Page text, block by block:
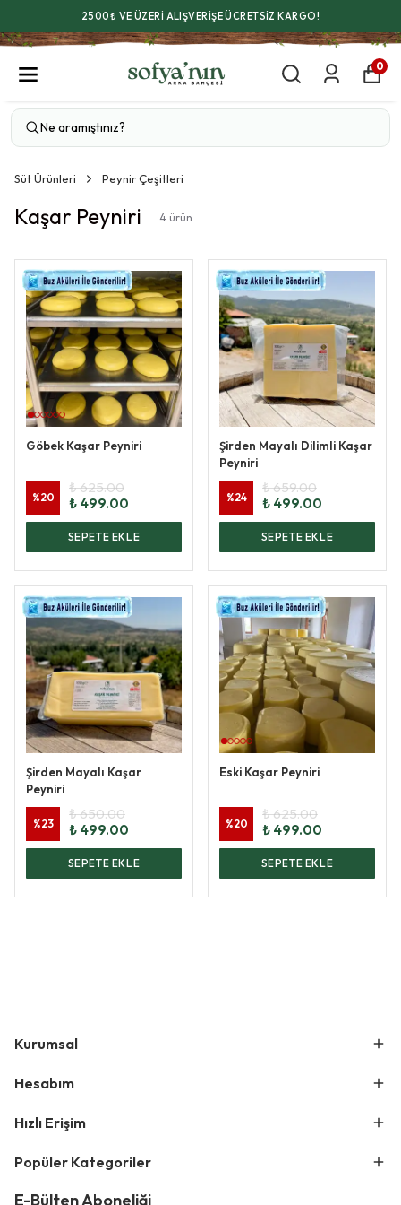
2500₺ VE ÜZERİ ALIŞVERİŞE ÜCRETSİZ KARGO!
0
Süt Ürünleri Peynir Çeşitleri
Kaşar Peyniri 4 ürün
Göbek Kaşar Peyniri
%20
₺ 625.00
₺ 499.00
SEPETE EKLE
Şirden Mayalı Dilimli Kaşar
Peyniri
%24
₺ 659.00
₺ 499.00
SEPETE EKLE
Şirden Mayalı Kaşar
Peyniri
%23
₺ 650.00
₺ 499.00
SEPETE EKLE
Eski Kaşar Peyniri
%20
₺ 625.00
₺ 499.00
SEPETE EKLE
Kurumsal
Hesabım
Hızlı Erişim
Popüler Kategoriler
E-Bülten Aboneliği